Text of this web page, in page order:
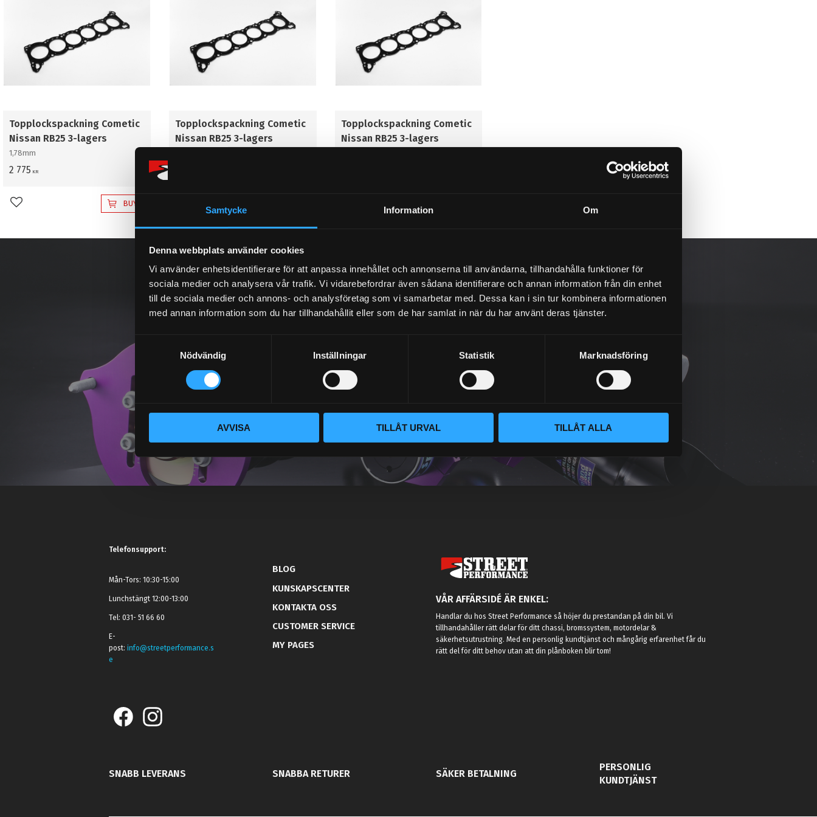
Samtycke Information Om
Denna webbplats använder cookies
Vi använder enhetsidentifierare för att anpassa innehållet och annonserna till användarna, tillhandahålla funktioner för
sociala medier och analysera vår trafik. Vi vidarebefordrar även sådana identifierare och annan information från din enhet
till de sociala medier och annons- och analysföretag som vi samarbetar med. Dessa kan i sin tur kombinera informationen
med annan information som du har tillhandahållit eller som de har samlat in när du har använt deras tjänster.
S
c
k
s
a
Nödvändig Inställningar Statistik Marknadsföring
AVVISA TILLÅT URVAL TILLÅT ALLA
Topplockspackning Cometic
Nissan RB25 3-lagers
1,78mm
2 775 KR
Add to favorites BUY
Topplockspackning Cometic
Nissan RB25 3-lagers
Add to favorites
Topplockspackning Cometic
Nissan RB25 3-lagers
Add to favorites
NEWSLETTER
SUBSCRIBE
Your personal information is processed in accordance with our
Telefonsupport:
Mån-Tors: 10:30-15:00
Lunchstängt 12:00-13:00
Tel: 031- 51 66 60
E-
post:info@streetperformance.s
e
BLOG
KUNSKAPSCENTER
KONTAKTA OSS
CUSTOMER SERVICE
MY PAGES
VÅR AFFÄRSIDÉ ÄR ENKEL:
Handlar du hos Street Performance så höjer du prestandan på din bil. Vi
tillhandahåller rätt delar för ditt chassi, bromssystem, motordelar &
säkerhetsutrustning. Med en personlig kundtjänst och mångårig erfarenhet får du
rätt del för ditt behov utan att din plånboken blir tom!
SNABB LEVERANS SNABBA RETURER SÄKER BETALNING
PERSONLIG
KUNDTJÄNST